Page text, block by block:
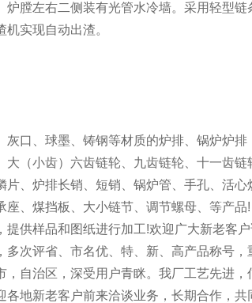
炉膛左右二侧装有光管水冷墙。采用轻型
实现自动出渣。
灰口、球墨、铸钢等材质的炉排、锅炉炉
大（小齿）六齿链轮、九齿链轮、十一齿
片、炉排长销、短销、锅炉管、手孔、活
座、煤挡板、大小链节、调节螺母、等产品!
供样品和图纸进行加工!欢迎广大新老客
多次评省、市名优、特、新、高产品称号
，自治区，深受用户青眯。我厂工艺先进
各地新老客户前来洽谈业务，长期合作，共